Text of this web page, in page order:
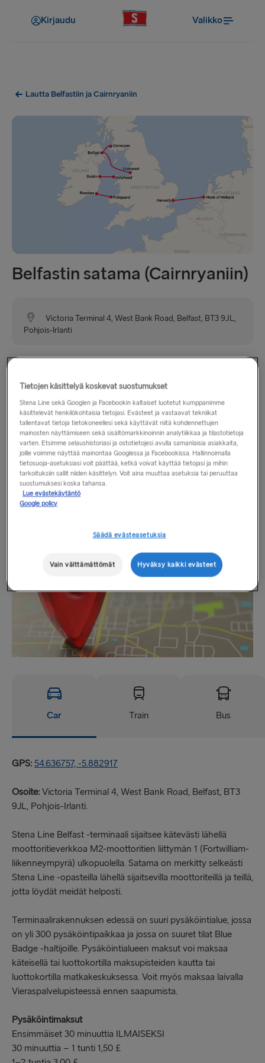
Kirjaudu Valikko
Lautta Belfastiin ja Cairnryaniin
Belfastin satama (Cairnryaniin)
Victoria Terminal 4, West Bank Road, Belfast, BT3 9JL,
Pohjois-Irlanti
ulkopuolella, joten Belfastin keskustaan ja muualle Irlantiin
pääsee helposti.
Aukioloajat
maanantai–sunnuntai: klo 6.00–22.30
Sijainti
Car Train Bus
GPS: 54.636757, -5.882917
Osoite: Victoria Terminal 4, West Bank Road, Belfast, BT3
9JL, Pohjois-Irlanti.
Stena Line Belfast -terminaali sijaitsee kätevästi lähellä
moottoritieverkkoa M2-moottoritien liittymän 1 (Fortwilliam-
liikenneympyrä) ulkopuolella. Satama on merkitty selkeästi
Stena Line -opasteilla lähellä sijaitsevilla moottoriteillä ja teillä,
jotta löydät meidät helposti.
Terminaalirakennuksen edessä on suuri pysäköintialue, jossa
on yli 300 pysäköintipaikkaa ja jossa on suuret tilat Blue
Badge -haltijoille. Pysäköintialueen maksut voi maksaa
käteisellä tai luottokortilla maksupisteiden kautta tai
luottokortilla matkakeskuksessa. Voit myös maksaa laivalla
Vieraspalvelupisteessä ennen saapumista.
Pysäköintimaksut
Ensimmäiset 30 minuuttia ILMAISEKSI
30 minuuttia – 1 tunti 1,50 £
Tietojen käsittelyä koskevat suostumukset
Stena Line sekä Googlen ja Facebookin kaltaiset luotetut kumppanimme
käsittelevät henkilökohtaisia tietojasi. Evästeet ja vastaavat tekniikat
tallentavat tietoja tietokoneellesi sekä käyttävät niitä kohdennettujen
mainosten näyttämiseen sekä sisältömarkkinoinnin analytiikkaa ja tilastotietoja
varten. Etsimme selaushistoriasi ja ostotietojesi avulla samanlaisia asiakkaita,
joille voimme näyttää mainontaa Googlessa ja Facebookissa. Hallinnoimalla
tietosuoja-asetuksiasi voit päättää, ketkä voivat käyttää tietojasi ja mihin
tarkoituksiin sallit niiden käsittelyn. Voit aina muuttaa asetuksia tai peruuttaa
suostumuksesi koska tahansa.
Lue evästekäytäntö
Google policy
Säädä evästeasetuksia
Vain välttämättömät Hyväksy kaikki evästeet